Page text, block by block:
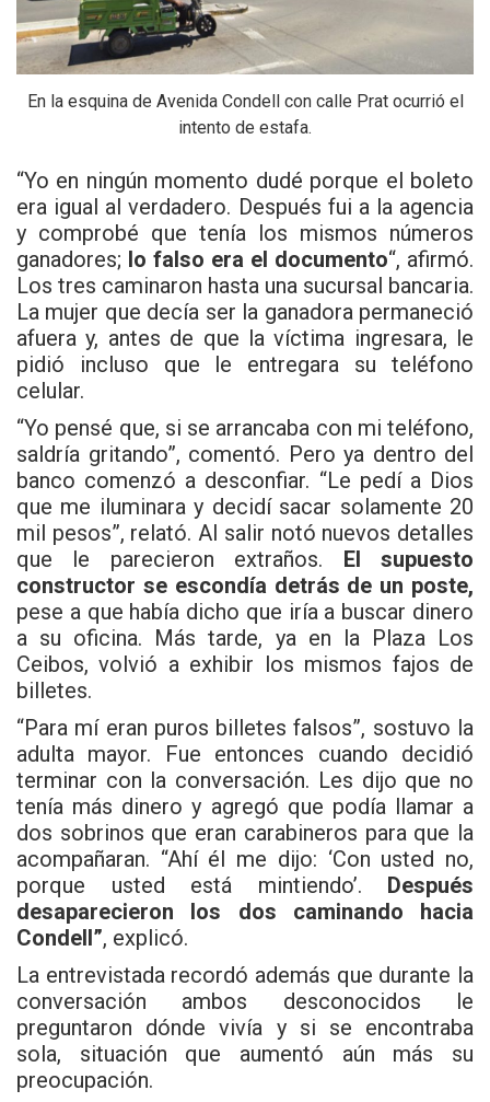
En la esquina de Avenida Condell con calle Prat ocurrió el
intento de estafa.
“Yo en ningún momento dudé porque el boleto
era igual al verdadero. Después fui a la agencia
y comprobé que tenía los mismos números
ganadores; lo falso era el documento“, afirmó.
Los tres caminaron hasta una sucursal bancaria.
La mujer que decía ser la ganadora permaneció
afuera y, antes de que la víctima ingresara, le
pidió incluso que le entregara su teléfono
celular.
“Yo pensé que, si se arrancaba con mi teléfono,
saldría gritando”, comentó. Pero ya dentro del
banco comenzó a desconfiar. “Le pedí a Dios
que me iluminara y decidí sacar solamente 20
mil pesos”, relató. Al salir notó nuevos detalles
que le parecieron extraños. El supuesto
constructor se escondía detrás de un poste,
pese a que había dicho que iría a buscar dinero
a su oficina. Más tarde, ya en la Plaza Los
Ceibos, volvió a exhibir los mismos fajos de
billetes.
“Para mí eran puros billetes falsos”, sostuvo la
adulta mayor. Fue entonces cuando decidió
terminar con la conversación. Les dijo que no
tenía más dinero y agregó que podía llamar a
dos sobrinos que eran carabineros para que la
acompañaran. “Ahí él me dijo: ‘Con usted no,
porque usted está mintiendo’. Después
desaparecieron los dos caminando hacia
Condell”, explicó.
La entrevistada recordó además que durante la
conversación ambos desconocidos le
preguntaron dónde vivía y si se encontraba
sola, situación que aumentó aún más su
preocupación.